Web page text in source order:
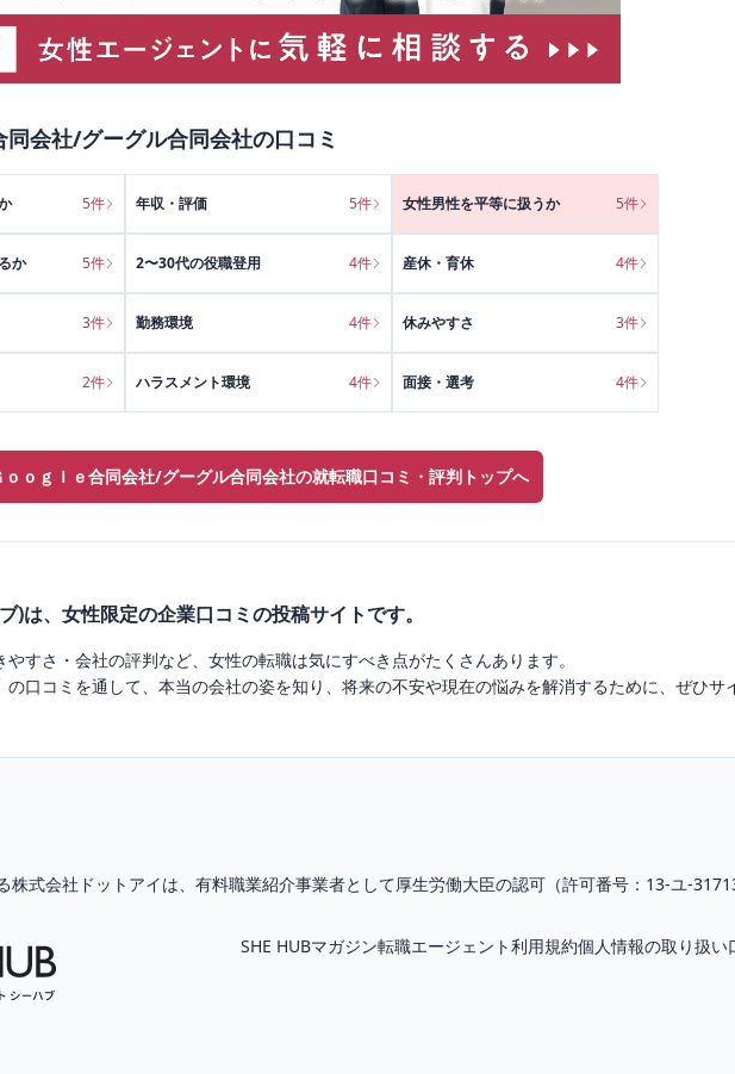
同会社/グーグル合同会社の口コミ
5件 年収・評価 5件 女性男性を平等に扱うか 5件
か 5件 2〜30代の役職登用 4件 産休・育休 4件
3件 勤務環境 4件 休みやすさ 3件
2件 ハラスメント環境 4件 面接・選考 4件
ｏｏｇｌｅ合同会社/グーグル合同会社の就転職口コミ・評判トップへ
)は、女性限定の企業口コミの投稿サイトです。
すさ・会社の評判など、女性の転職は気にすべき点がたくさんあります。
の口コミを通して、本当の会社の姿を知り、将来の不安や現在の悩みを解消するために、ぜひサ
株式会社ドットアイは、 有料職業紹介事業者として厚生労働大臣の認可（許可番号：13-ユ-
SHE HUBマガジン転職エージェント利用規約個人情報の取り扱い